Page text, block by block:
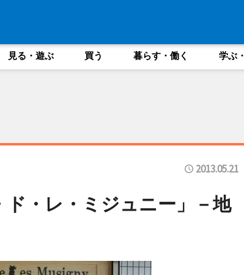
見る・遊ぶ 買う 暮らす・働く 学ぶ
2013.05.21
・レ・ミジュニー」－地